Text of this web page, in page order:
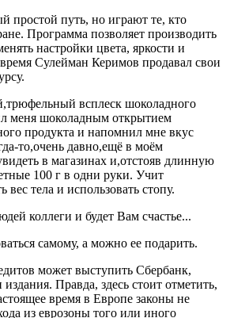
простой путь, но играют те, кто
Программа позволяет производить
настройки цвета, яркости и
Сулейман Керимов продавал свои
всплеск шоколадного
меня шоколадным открытием
продукта и напомнил мне вкус
то,очень давно,ещё в моём
в магазинах и,отстояв длинную
100 г в одни руки. Учит
вес тела и использовать стопу.
коллеги и будет Вам счастье...
самому, а можно ее подарить.
может выступить Сбербанк,
Правда, здесь стоит отметить,
время в Европе законы не
из еврозоны того или иного